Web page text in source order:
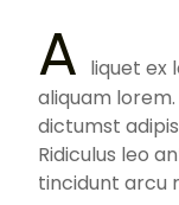
A liquet ex
aliquam
dictumst
Ridiculus leo
tincidunt arcu